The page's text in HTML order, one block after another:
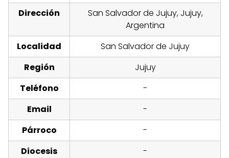
Dirección
San Salvador de Jujuy, Jujuy,
Argentina
Localidad
San Salvador de Jujuy
Región
Jujuy
Teléfono
-
Email
-
Párroco
-
Diocesis
-